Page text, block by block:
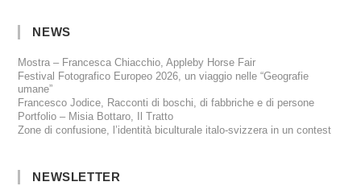
NEWS
Mostra – Francesca Chiacchio, Appleby Horse Fair
Festival Fotografico Europeo 2026, un viaggio nelle “Geografie
umane”
Francesco Jodice, Racconti di boschi, di fabbriche e di persone
Portfolio – Misia Bottaro, Il Tratto
Zone di confusione, l’identità biculturale italo-svizzera in un contest
NEWSLETTER